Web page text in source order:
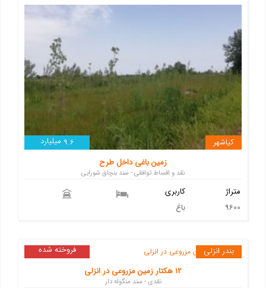
9.6 میلیارد
کیاشهر
زمین باغی داخل طرح
نقد و اقساط توافقی - سند بنچاق شورایی
کاربری
باغ
متراژ
9600
فروخته شده
بندر انزلی
12 هکتار زمین مزروعی در انزلی
نقدی - سند منگوله دار